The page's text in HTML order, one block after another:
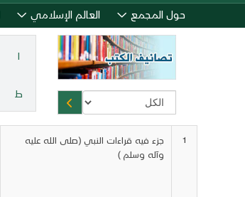
حول المجمع العالم الإسلامي
ا
ط
1
جزء فيه قراءات النبي (صلى الله عليه
وآله وسلم )